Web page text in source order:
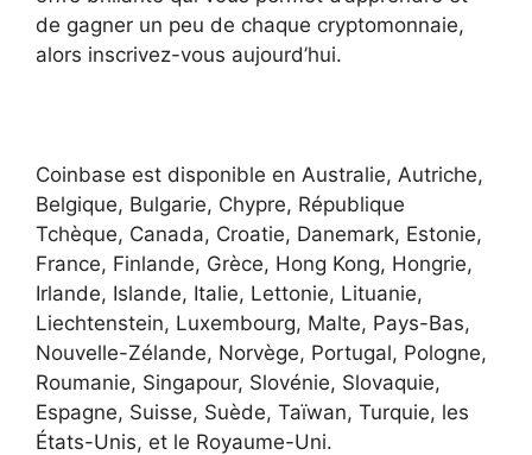
de gagner un peu de chaque cryptomonnaie,
alors inscrivez-vous aujourd’hui.
Coinbase est disponible en Australie, Autriche,
Belgique, Bulgarie, Chypre, République
Tchèque, Canada, Croatie, Danemark, Estonie,
France, Finlande, Grèce, Hong Kong, Hongrie,
Irlande, Islande, Italie, Lettonie, Lituanie,
Liechtenstein, Luxembourg, Malte, Pays-Bas,
Nouvelle-Zélande, Norvège, Portugal, Pologne,
Roumanie, Singapour, Slovénie, Slovaquie,
Espagne, Suisse, Suède, Taïwan, Turquie, les
États-Unis, et le Royaume-Uni.